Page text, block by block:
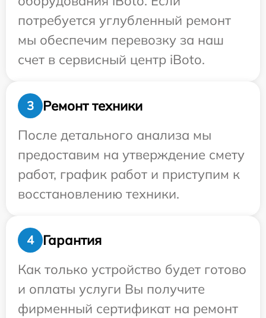
потребуется углубленный ремонт
мы обеспечим перевозку за наш
счет в сервисный центр iBoto.
3
Ремонт техники
После детального анализа мы
предоставим на утверждение смету
работ, график работ и приступим к
восстановлению техники.
4
Гарантия
Как только устройство будет готово
и оплаты услуги Вы получите
фирменный сертификат на ремонт